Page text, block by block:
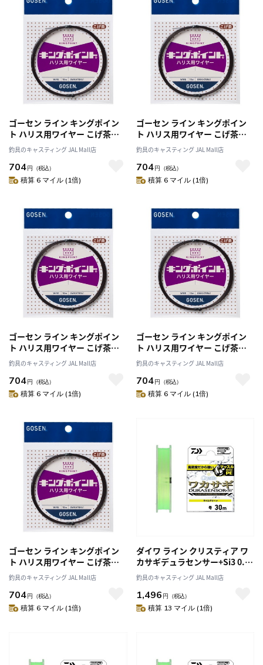
ゴーセン ライン キングポイン
ト ハリス用ワイヤー こげ茶
#38×7
釣具のキャスティング JAL Mall店
704円 （税込）
積算 6 マイル (1倍)
ゴーセン ライン キングポイン
ト ハリス用ワイヤー こげ茶
#39×7
釣具のキャスティング JAL Mall店
704円 （税込）
積算 6 マイル (1倍)
ゴーセン ライン キングポイン
ト ハリス用ワイヤー こげ茶
#40×7
釣具のキャスティング JAL Mall店
704円 （税込）
積算 6 マイル (1倍)
ゴーセン ライン キングポイン
ト ハリス用ワイヤー こげ茶
#41×7
釣具のキャスティング JAL Mall店
704円 （税込）
積算 6 マイル (1倍)
ゴーセン ライン キングポイン
ト ハリス用ワイヤー こげ茶
#43×7
釣具のキャスティング JAL Mall店
704円 （税込）
積算 6 マイル (1倍)
ダイワ ライン クリスティア ワ
カサギデュラセンサー+Si3 0.15
号 30m
釣具のキャスティング JAL Mall店
1,496 円 （税込）
積算 13 マイル (1倍)